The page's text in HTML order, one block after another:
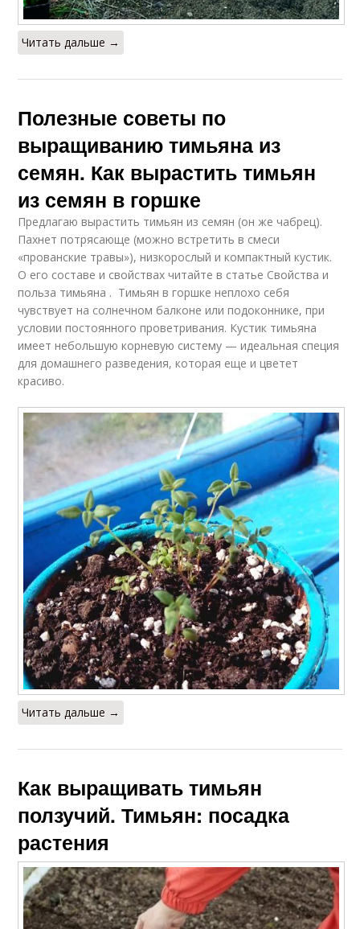
Читать дальше →
Полезные советы по
выращиванию тимьяна из
семян. Как вырастить тимьян
из семян в горшке
Предлагаю вырастить тимьян из семян (он же чабрец).
Пахнет потрясающе (можно встретить в смеси
«прованские травы»), низкорослый и компактный кустик.
О его составе и свойствах читайте в статье Свойства и
польза тимьяна . Тимьян в горшке неплохо себя
чувствует на солнечном балконе или подоконнике, при
условии постоянного проветривания. Кустик тимьяна
имеет небольшую корневую систему — идеальная специя
для домашнего разведения, которая еще и цветет
красиво.
Читать дальше →
Как выращивать тимьян
ползучий. Тимьян: посадка
растения